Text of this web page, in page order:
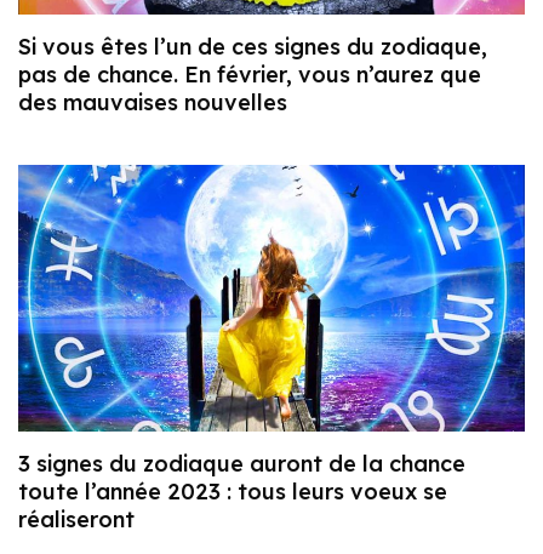
Si vous êtes l’un de ces signes du zodiaque,
pas de chance. En février, vous n’aurez que
des mauvaises nouvelles
3 signes du zodiaque auront de la chance
toute l’année 2023 : tous leurs voeux se
réaliseront